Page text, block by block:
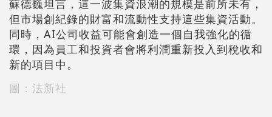
蘇德巍坦言，這一波集資浪潮的規模是前所未有，
但市場創紀錄的財富和流動性支持這些集資活動。
同時，AI公司收益可能會創造一個自我強化的循
環，因為員工和投資者會將利潤重新投入到稅收和
新的項目中。
圖：法新社